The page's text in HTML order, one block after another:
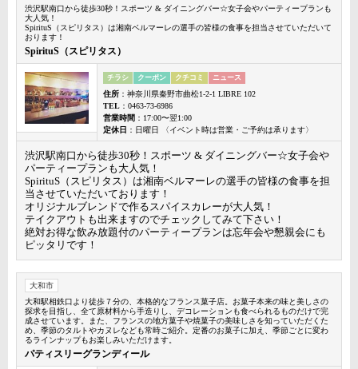
渋沢駅南口から徒歩30秒！スポーツ & ダイニングバー☆女子会やパーティープランも
大人気！
SpirituS（スピリタス）は湘南ベルマーレの選手の皆様の食事を担当させていただいて
おります！
SpirituS（スピリタス）
チラシ クーポン クチコミ ニュース
住所 ：神奈川県秦野市曲松1-2-1 LIBRE 102
TEL ：0463-73-6986
営業時間 ：17:00〜翌1:00
定休日 ：日曜日 〈イベント時は営業・ご予約は承ります〉
渋沢駅南口から徒歩30秒！スポーツ & ダイニングバー☆女子会や
パーティープランも大人気！
SpirituS（スピリタス）は湘南ベルマーレの選手の皆様の食事を担
当させていただいております！
オリジナルブレンドで作るスパイスカレーが大人気！
テイクアウトも出来ますのでチェックしてみて下さい！
絶対お得な飲み放題付のパーティープランは忘年会や懇親会にも
ピッタリです！
大和市
大和駅相鉄口より徒歩７分の、本格的なフランス菓子店。お菓子本来の味と美しさの
探求を目指し、全て原材料から手造りし、デコレーションも食べられるものだけで完
成させています。また、フランスの地方菓子や焼菓子の美味しさを知っていただくた
め、季節のタルトやカヌレなども常時ご紹介。定番のお菓子に加え、季節ごとに変わ
るラインナップもお楽しみいただけます。
パティスリーグランディール